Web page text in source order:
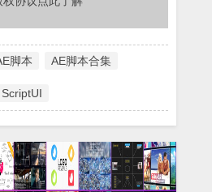
脚本 AE脚本合集
ScriptUI